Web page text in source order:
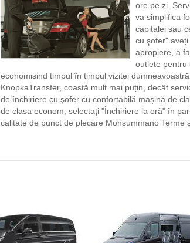
ore pe zi.
va simplifica
capitalei sau
cu şofer"
apropiere, a
outlete pentru
economisind timpul în timpul vizitei
KnopkaTransfer, coastă mult mai puțin, decât
de închiriere cu şofer cu confortabilă maşină de
de clasa econom, selectați "Închiriere la oră" în
calitate de punct de plecare Monsummano Terme